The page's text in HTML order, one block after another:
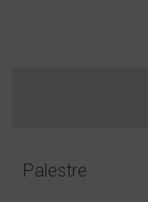
Palestre